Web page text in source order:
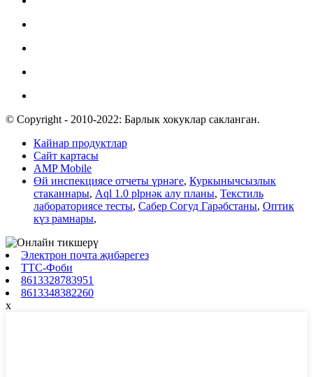
© Copyright - 2010-2022: Барлык хокуклар сакланган.
Кайнар продуктлар
Сайт картасы
AMP Mobile
Өй инспекциясе отчеты үрнәге, Куркынычсызлык
стаканнары, Aql 1.0 plрнәк алу планы, Текстиль
лабораториясе тесты, Сабер Согуд Гарәбстаны, Оптик
күз рамнары,
Электрон почта җибәрегез
ТТС-Фоби
8613328783951
8613348382260
x